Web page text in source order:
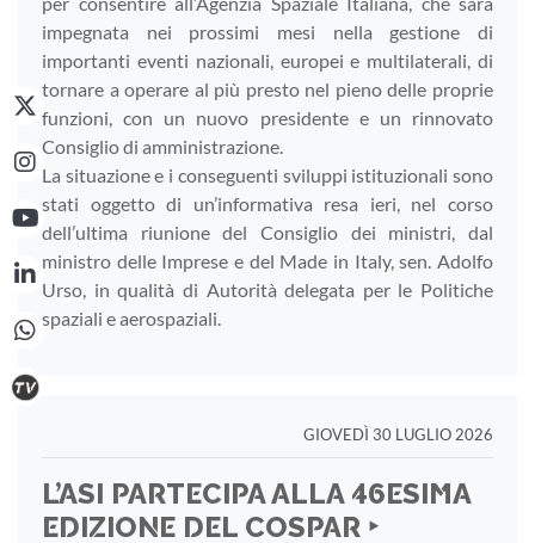
impegnata nei prossimi mesi nella gestione di
importanti eventi nazionali, europei e multilaterali, di
tornare a operare al più presto nel pieno delle proprie
funzioni, con un nuovo presidente e un rinnovato
Consiglio di amministrazione.
La situazione e i conseguenti sviluppi istituzionali sono
stati oggetto di un’informativa resa ieri, nel corso
dell’ultima riunione del Consiglio dei ministri, dal
ministro delle Imprese e del Made in Italy, sen. Adolfo
Urso, in qualità di Autorità delegata per le Politiche
spaziali e aerospaziali.
GIOVEDÌ 30 LUGLIO 2026
L’ASI PARTECIPA ALLA 46ESIMA
EDIZIONE DEL COSPAR ‣